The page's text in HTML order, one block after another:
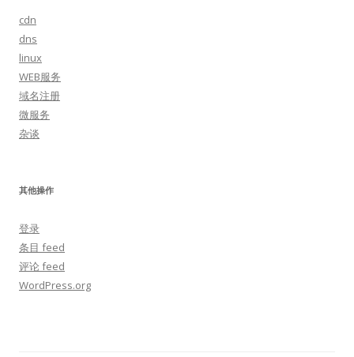
cdn
dns
linux
WEB服务
域名注册
微服务
杂谈
其他操作
登录
条目 feed
评论 feed
WordPress.org